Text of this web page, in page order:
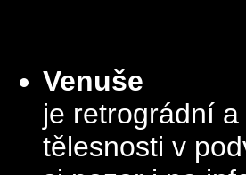
Venuše
je retrográdní
tělesnosti v